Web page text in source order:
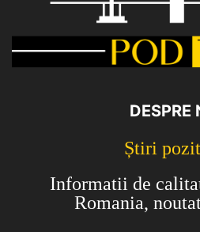
DESPRE
Știri
Informatii de
Romania,